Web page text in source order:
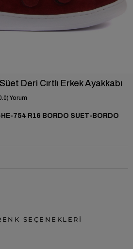
Deri Cırtlı Erkek Ayakkabı
754 R16 BORDO SUET-BORDO
SEÇENEKLERİ